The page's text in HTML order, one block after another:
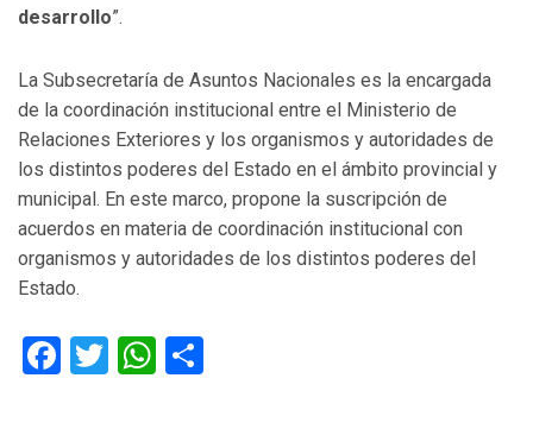
desarrollo”.
La Subsecretaría de Asuntos Nacionales es la encargada
de la coordinación institucional entre el Ministerio de
Relaciones Exteriores y los organismos y autoridades de
los distintos poderes del Estado en el ámbito provincial y
municipal. En este marco, propone la suscripción de
acuerdos en materia de coordinación institucional con
organismos y autoridades de los distintos poderes del
Estado.
Facebook
TwitterWhatsApp